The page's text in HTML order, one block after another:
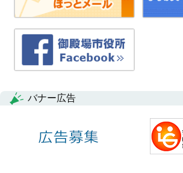
バナー広告